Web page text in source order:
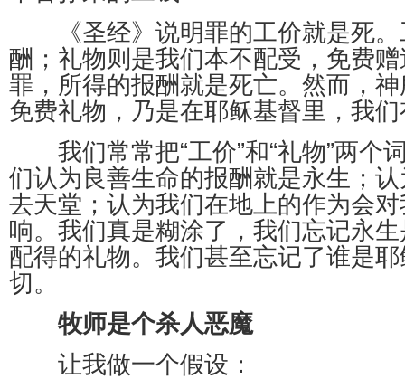
《圣经》说明罪的工价就是死。
酬；礼物则是我们本不配受，免费
罪，所得的报酬就是死亡。然而，
免费礼物，乃是在耶稣基督里，我
我们常常把“工价”和“礼物”两个
们认为良善生命的报酬就是永生；
去天堂；认为我们在地上的作为会
响。我们真是糊涂了，我们忘记永
配得的礼物。我们甚至忘记了谁是
切。
牧师是个杀人恶魔
让我做一个假设：